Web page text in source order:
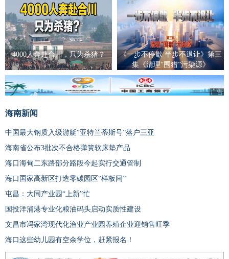
4000人奔赴合川，只为杀猪？
《一步不停歇 半步不退让》第三
集《清理“围猎”污染源》
广告
海南新闻
中国最大钢质入级游艇“亚特兰蒂斯号”落户三亚
海南省公布3批次不合格弹簧软床垫产品
海口海甸二东路部分路段今起实行交通管制
海口国家高新区打造零碳园区“样板间”
屯昌：大同产业园“上新”忙
国投洋浦港专业化粮油码头启动实质性建设
文昌市冯家湾现代化渔业产业园养殖企业迎销售旺季
海口这些幼儿园有空余学位，赶紧报名！